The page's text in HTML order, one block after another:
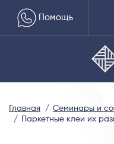
Помощь
Главная Семинары и
Паркетные клеи их